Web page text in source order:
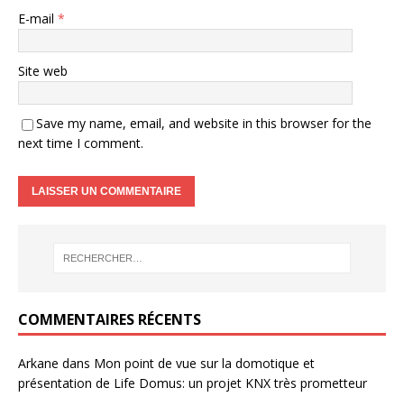
E-mail *
Site web
Save my name, email, and website in this browser for the
next time I comment.
COMMENTAIRES RÉCENTS
Arkane dans Mon point de vue sur la domotique et
présentation de Life Domus: un projet KNX très prometteur